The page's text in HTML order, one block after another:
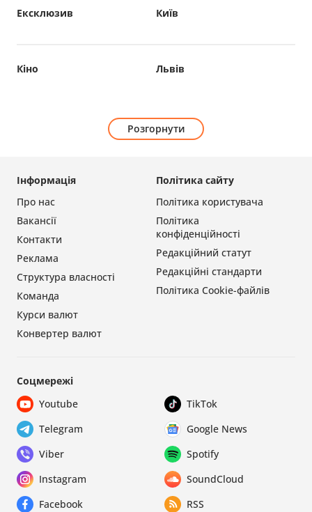
Ексклюзив Київ
Кіно Львів
Розгорнути
Політика сайту
Політика користувача
Політика
конфіденційності
Редакційний статут
Редакційні стандарти
Політика Cookie-файлів
Інформація
Про нас
Вакансії
Контакти
Реклама
Структура власності
Команда
Курси валют
Конвертер валют
Соцмережі
Youtube
TikTok
Telegram
Google News
Viber
Spotify
Instagram
SoundCloud
Facebook
RSS